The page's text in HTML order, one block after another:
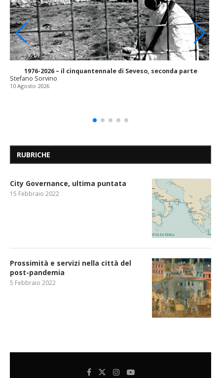
1976-2026 – il cinquantennale di Seveso, seconda parte
Stefano Sorvino
10 Agosto 2026
RUBRICHE
City Governance, ultima puntata
15 Febbraio 2022
Prossimità e servizi nella città del
post-pandemia
5 Febbraio 2022